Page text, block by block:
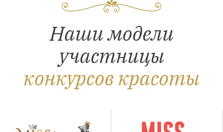
Наши модели
участницы
конкурсов красоты